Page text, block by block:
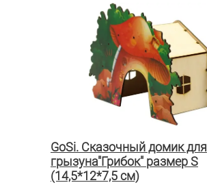
GoSi. Сказочный домик для
грызуна"Грибок" размер S
(14,5*12*7,5 см)